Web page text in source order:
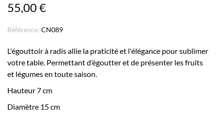
55,00 €
Référence: CN089
L'égouttoir à radis allie la praticité et l'élégance pour sublimer
votre table. Permettant d’égoutter et de présenter les fruits
et légumes en toute saison.
Hauteur 7 cm
Diamètre 15 cm